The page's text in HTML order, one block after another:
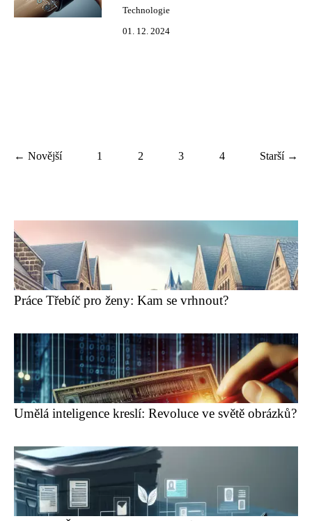
Technologie
01. 12. 2024
← Novější 1 2 3 4 Starší →
Práce Třebíč pro ženy: Kam se vrhnout?
Umělá inteligence kreslí: Revoluce ve světě obrázků?